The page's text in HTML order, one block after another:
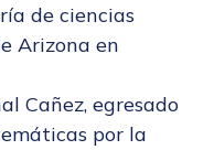
de ciencias
Arizona en
Cañez, egresado
por la